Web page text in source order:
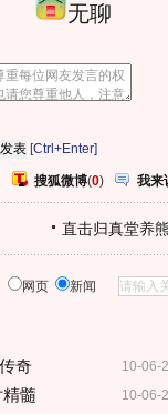
无聊
[Ctrl+Enter]
搜狐微博(0) 我来
直击归真堂养
网页 新闻
10-06-
奇
10-06-
髓